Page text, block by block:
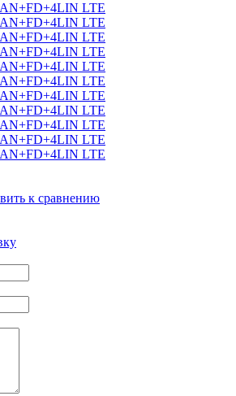
к сравнению